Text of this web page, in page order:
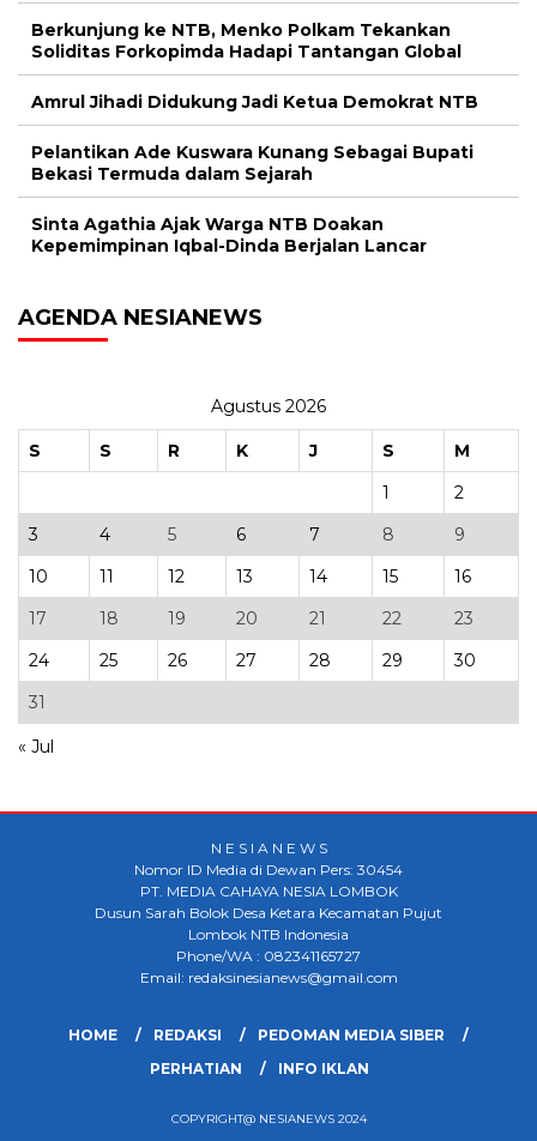
Berkunjung ke NTB, Menko Polkam Tekankan
Soliditas Forkopimda Hadapi Tantangan Global
Amrul Jihadi Didukung Jadi Ketua Demokrat NTB
Pelantikan Ade Kuswara Kunang Sebagai Bupati
Bekasi Termuda dalam Sejarah
Sinta Agathia Ajak Warga NTB Doakan
Kepemimpinan Iqbal-Dinda Berjalan Lancar
AGENDA NESIANEWS
Agustus 2026
S S R K J S
M
1
2
3
4 5 6 7 8
9
10
11 12 13 14 15
16
17
18 19 20 21 22
23
24
25 26 27 28 29
30
31
« Jul
N E S I A N E W S
Nomor ID Media di Dewan Pers: 30454
PT. MEDIA CAHAYA NESIA LOMBOK
Dusun Sarah Bolok Desa Ketara Kecamatan Pujut
Lombok NTB Indonesia
Phone/WA : 082341165727
Email: redaksinesianews@gmail.com
HOME REDAKSI
PEDOMAN MEDIA SIBER
PERHATIAN
INFO IKLAN
COPYRIGHT@ NESIANEWS 2024